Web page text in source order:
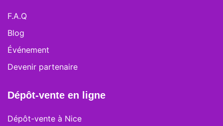
F.A.Q
Blog
Événement
Devenir partenaire
Dépôt-vente en ligne
Dépôt-vente à Nice